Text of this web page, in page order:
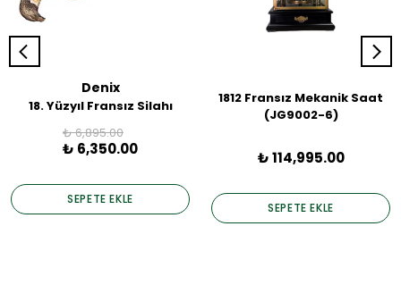
Denix
18. Yüzyıl Fransız Silahı
₺ 6,895.00
₺ 6,350.00
SEPETE EKLE
1812 Fransız Mekanik Saat
(JG9002-6)
₺ 114,995.00
SEPETE EKLE